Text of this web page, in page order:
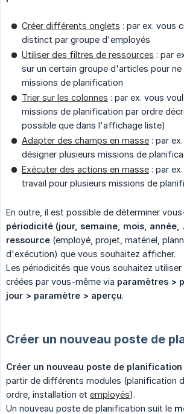
Créer différents onglets : par ex. vous
distinct par groupe d'employés
Utiliser des filtres de ressources : par
sur un certain groupe d'articles pour ne
missions de planification
Trier sur les colonnes : par ex. vous
missions de planification par ordre
possible que dans l'affichage liste)
Adapter des champs en masse : par
désigner plusieurs missions de
Exécuter des actions en masse : par
travail pour plusieurs missions de
En outre, il est possible de déterminer
périodicité (jour, semaine, mois, année,
ressource (employé, projet, matériel,
d'exécution) que vous souhaitez afficher.
Les périodicités que vous souhaitez
créées par vous-même via paramètres >
jour > paramètre > aperçu.
Créer un nouveau poste de
Créer un nouveau poste de planification
partir de différents modules (planification
ordre, installation et employés).
Un nouveau poste de planification suit le